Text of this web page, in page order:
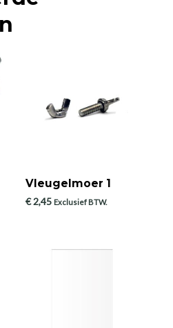
Vleugelmoer 1
€2,45 Exclusief BTW.